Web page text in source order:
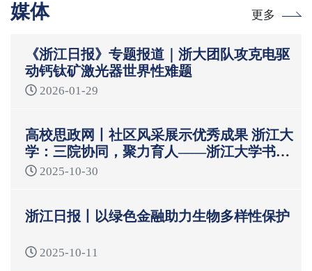
媒体 更多
《浙江日报》专题报道｜浙大团队攻克电驱
动钙钛矿激光器世界性难题
2026-01-29
高校思政网丨社区风采展示优秀成果 浙江大
学：三院协同，聚力育人——浙江大学书院
制“一站式”学生社区育人模式
2025-10-30
浙江日报丨以绿色金融助力生物多样性保护
2025-10-11